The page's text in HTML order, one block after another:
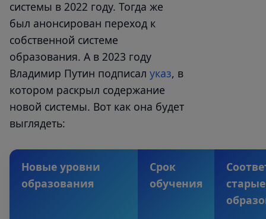
системы в 2022 году. Тогда же
был анонсирован переход к
собственной системе
образования. А в 2023 году
Владимир Путин подписал указ, в
котором раскрыл содержание
новой системы. Вот как она будет
выглядеть:
Новые уровни
образования
Срок
обучения